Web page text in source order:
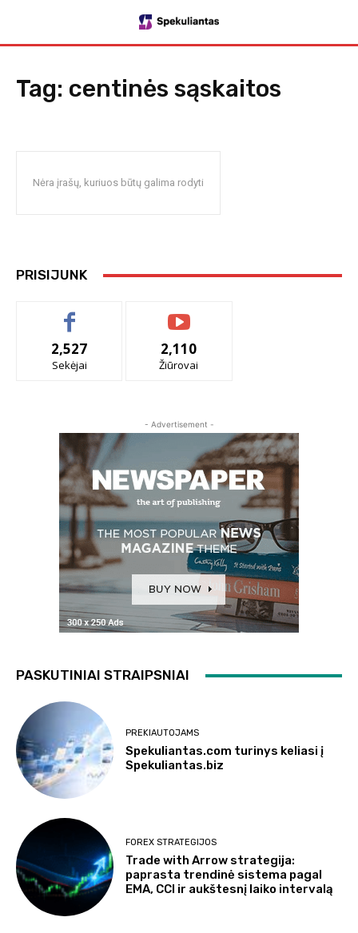
Tag: centinės sąskaitos
Nėra įrašų, kuriuos būtų galima rodyti
PRISIJUNK
2,527
Sekėjai
2,110
Žiūrovai
- Advertisement -
PASKUTINIAI STRAIPSNIAI
PREKIAUTOJAMS
Spekuliantas.com turinys keliasi į
Spekuliantas.biz
FOREX STRATEGIJOS
Trade with Arrow strategija:
paprasta trendinė sistema pagal
EMA, CCI ir aukštesnį laiko intervalą